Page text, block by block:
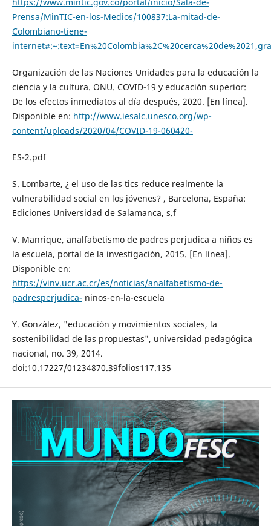
Prensa/MinTIC-en-los-Medios/100837:La-mitad-de-
Colombiano-tiene-
Organización de las Naciones Unidades para la educación la
ciencia y la cultura. ONU. COVID-19 y educación superior:
De los efectos inmediatos al día después, 2020. [En línea].
Disponible en: http://www.iesalc.unesco.org/wp-
content/uploads/2020/04/COVID-19-060420-
ES-2.pdf
S. Lombarte, ¿ el uso de las tics reduce realmente la
vulnerabilidad social en los jóvenes? , Barcelona, España:
Ediciones Universidad de Salamanca, s.f
V. Manrique, analfabetismo de padres perjudica a niños es
la escuela, portal de la investigación, 2015. [En línea].
Disponible en:
https://vinv.ucr.ac.cr/es/noticias/analfabetismo-de-
padresperjudica- ninos-en-la-escuela
Y. González, "educación y movimientos sociales, la
sostenibilidad de las propuestas", universidad pedagógica
nacional, no. 39, 2014.
doi:10.17227/01234870.39folios117.135